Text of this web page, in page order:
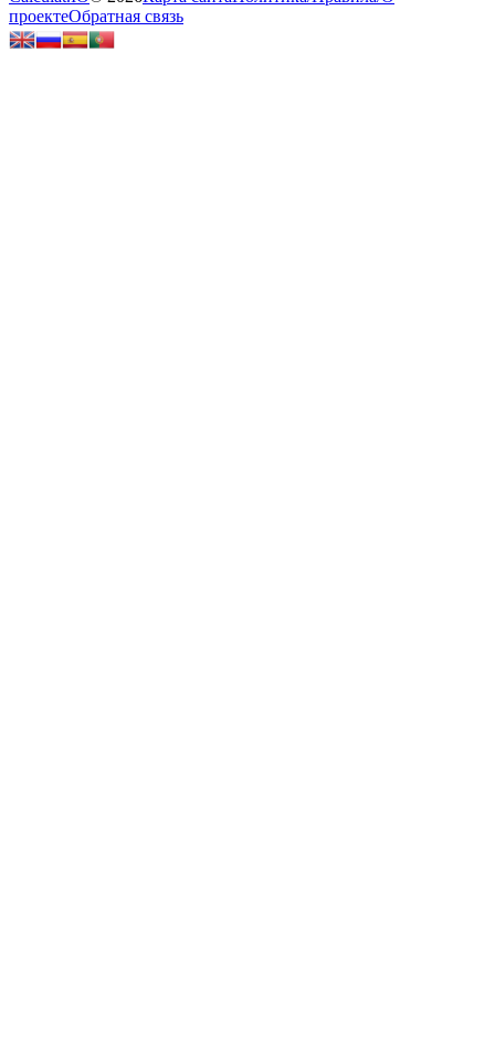
проектеОбратная связь